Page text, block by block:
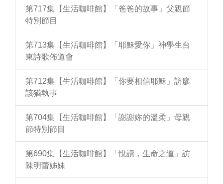
第717集【生活咖啡館】「爸爸的故事」父親節
特別節目
第713集【生活咖啡館】「耶穌愛你」神學生台
東詩歌佈道會
第712集【生活咖啡館】「你要相信耶穌」訪廖
該猶執事
第704集【生活咖啡館】「謝謝妳的溫柔」母親
節特別節目
第690集【生活咖啡館】「悅讀，生命之道」訪
陳明蕾姊妹